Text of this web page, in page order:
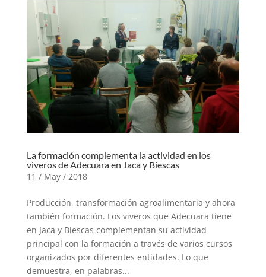
La formación complementa la actividad en los
viveros de Adecuara en Jaca y Biescas
11 / May / 2018
Producción, transformación agroalimentaria y ahora
también formación. Los viveros que Adecuara tiene
en Jaca y Biescas complementan su actividad
principal con la formación a través de varios cursos
organizados por diferentes entidades. Lo que
demuestra, en palabras...